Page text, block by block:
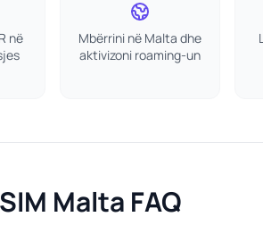
në
Mbërrini në Malta dhe
aktivizoni roaming-un
Malta FAQ